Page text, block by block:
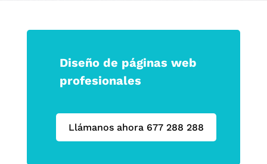
Diseño de páginas web
profesionales
Llámanos ahora 677 288 288